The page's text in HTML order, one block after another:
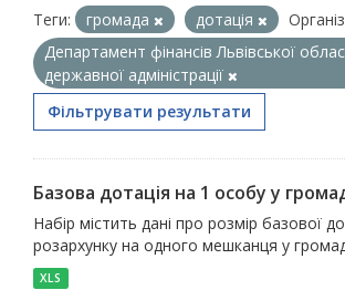
Теги: громада дотація
Департамент фінансів Львівської
державної адміністрації
Фільтрувати результати
Базова дотація на 1 особу у
Набір містить дані про розмір базової
розархунку на одного мешканця у
XLS